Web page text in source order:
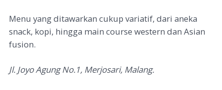
Menu yang ditawarkan cukup variatif, dari aneka
snack, kopi, hingga main course western dan Asian
fusion.
Jl. Joyo Agung No.1, Merjosari, Malang.